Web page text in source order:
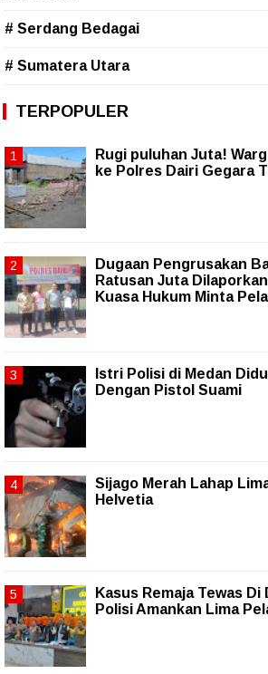
# Serdang Bedagai
# Sumatera Utara
TERPOPULER
Rugi puluhan Juta!
ke Polres Dairi Gegara
Dugaan Pengrusakan
Ratusan Juta
Kuasa Hukum Minta
Istri Polisi di Medan
Dengan Pistol Suami
Sijago Merah Lahap
Helvetia
Kasus Remaja Tewas Di
Polisi Amankan Lima